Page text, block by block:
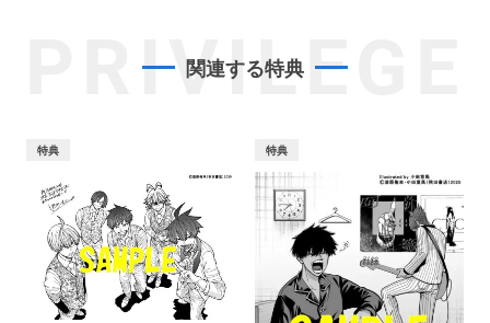
PRIVILEGE
関連する特典
特典 特典